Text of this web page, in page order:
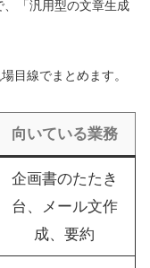
「汎用型の文章生成
目線でまとめます。
向いている業務
企画書のたたき
台、メール文作
成、要約